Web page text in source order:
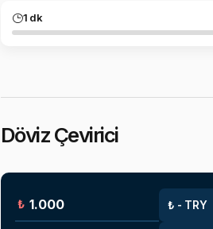
1 dk
Döviz Çevirici
₺